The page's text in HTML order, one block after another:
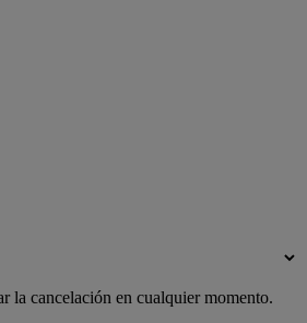
la cancelación en cualquier momento.